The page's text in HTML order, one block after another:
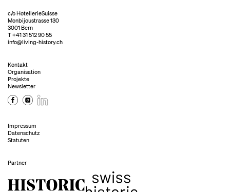
Kontakt
Organisation
Projekte
Newsletter
Impressum
Datenschutz
Statuten
Partner
c/o HotellerieSuisse
Monbijoustrasse 130
3001 Bern
T+41 31 512 90 55
info@living-history.ch